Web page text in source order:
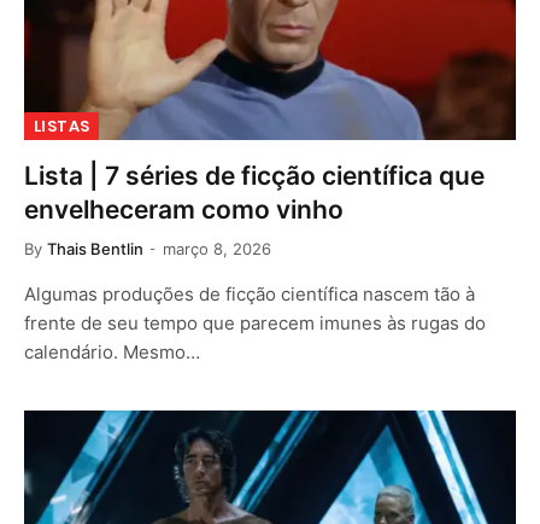
LISTAS
Lista | 7 séries de ficção científica que
envelheceram como vinho
By Thais Bentlin março 8, 2026
Algumas produções de ficção científica nascem tão à
frente de seu tempo que parecem imunes às rugas do
calendário. Mesmo…